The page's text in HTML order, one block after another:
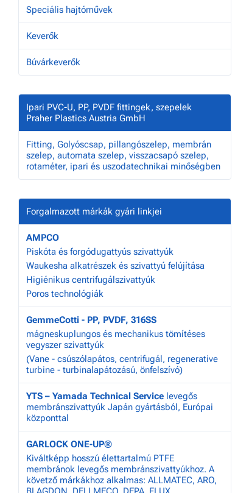
Speciális hajtóművek
Keverők
Búvárkeverők
Ipari PVC-U, PP, PVDF fittingek, szepelek
Praher Plastics Austria GmbH
Fitting, Golyóscsap, pillangószelep, membrán
szelep, automata szelep, visszacsapó szelep,
rotaméter, ipari és uszodatechnikai minőségben
Forgalmazott márkák gyári linkjei
AMPCO
Piskóta és forgódugattyús szivattyúk
Waukesha alkatrészek és szivattyú felújítása
Higiénikus centrifugálszivattyúk
Poros technológiák
GemmeCotti - PP, PVDF, 316SS
mágneskuplungos és mechanikus tömítéses
vegyszer szivattyúk
(Vane - csúszólapátos, centrifugál, regenerative
turbine - turbinalapátozású, önfelszívó)
YTS – Yamada Technical Service levegős
membránszivattyúk Japán gyártásból, Európai
központtal
GARLOCK ONE-UP®
Kiváltképp hosszú élettartalmú PTFE
membránok levegős membránszivattyúkhoz. A
követző márkákhoz alkalmas: ALLMATEC, ARO,